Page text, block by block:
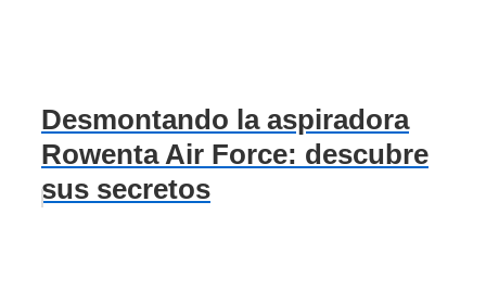
Desmontando la aspiradora
Rowenta Air Force: descubre
sus secretos